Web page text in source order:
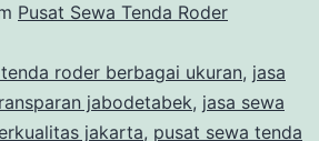
Pusat Sewa Tenda Roder
roder berbagai ukuran, jasa
jabodetabek, jasa sewa
jakarta, pusat sewa tenda